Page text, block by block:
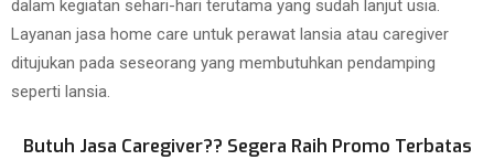
dalam kegiatan sehari-hari terutama yang sudah lanjut usia.
Layanan jasa home care untuk perawat lansia atau caregiver
ditujukan pada seseorang yang membutuhkan pendamping
seperti lansia.
Butuh Jasa Caregiver?? Segera Raih Promo Terbatas